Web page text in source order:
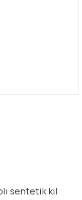
sentetik kıl